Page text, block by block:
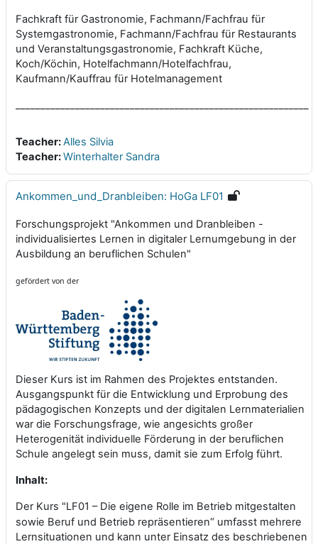
Fachkraft für Gastronomie, Fachmann/Fachfrau für
Systemgastronomie, Fachmann/Fachfrau für Restaurants
und Veranstaltungsgastronomie, Fachkraft Küche,
Koch/Köchin, Hotelfachmann/Hotelfachfrau,
Kaufmann/Kauffrau für Hotelmanagement
Teacher:Alles Silvia
Teacher:Winterhalter Sandra
Ankommen_und_Dranbleiben: HoGa LF01
Forschungsprojekt "Ankommen und Dranbleiben -
individualisiertes Lernen in digitaler Lernumgebung in der
Ausbildung an beruflichen Schulen"
gefördert von der
Dieser Kurs ist im Rahmen des Projektes entstanden.
Ausgangspunkt für die Entwicklung und Erprobung des
pädagogischen Konzepts und der digitalen Lernmaterialien
war die Forschungsfrage, wie angesichts großer
Heterogenität individuelle Förderung in der beruflichen
Schule angelegt sein muss, damit sie zum Erfolg führt.
Inhalt:
Der Kurs "LF01 – Die eigene Rolle im Betrieb mitgestalten
sowie Beruf und Betrieb repräsentieren“ umfasst mehrere
Lernsituationen und kann unter Einsatz des beschriebenen